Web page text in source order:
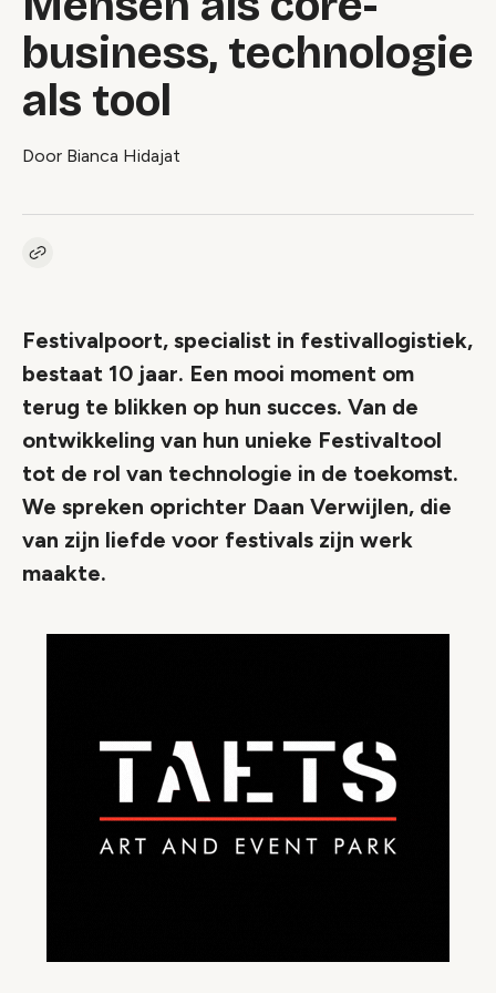
business, technologie
als tool
Door Bianca Hidajat
Kopieer link naar artikel
Festivalpoort, specialist in festivallogistiek,
bestaat 10 jaar. Een mooi moment om
terug te blikken op hun succes. Van de
ontwikkeling van hun unieke Festivaltool
tot de rol van technologie in de toekomst.
We spreken oprichter Daan Verwijlen, die
van zijn liefde voor festivals zijn werk
maakte.